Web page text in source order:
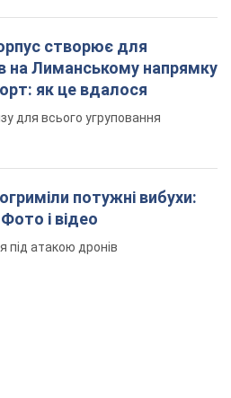
створює для
на Лиманському напрямку
як це вдалося
для всього угруповання
потужні вибухи:
і відео
під атакою дронів